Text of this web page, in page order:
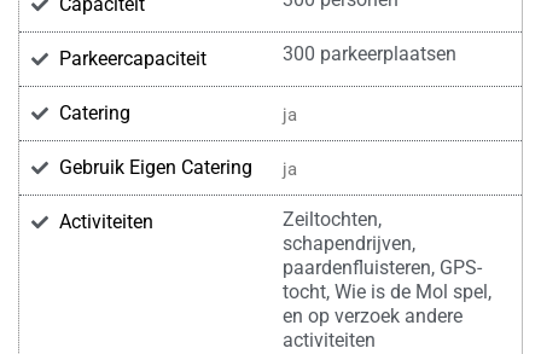
Capaciteit
Parkeercapaciteit 300 parkeerplaatsen
Catering ja
Gebruik Eigen Catering ja
Activiteiten
Zeiltochten,
schapendrijven,
paardenfluisteren, GPS-
tocht, Wie is de Mol spel,
en op verzoek andere
activiteiten